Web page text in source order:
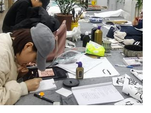
师资团队
学员成绩
在线报名
联系方式